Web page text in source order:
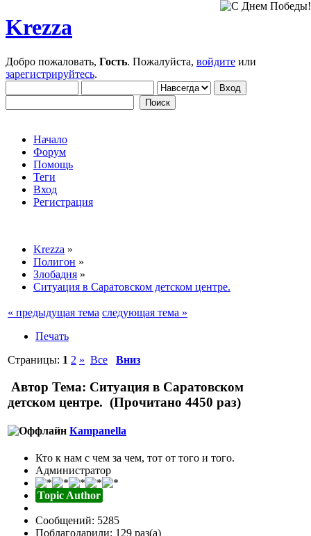
Krezza
Добро пожаловать, Гость. Пожалуйста, войдите или
зарегистрируйтесь.
Начало
Форум
Помощь
Теги
Вход
Регистрация
Krezza »
Полигон »
Злобадня »
Ситуация в Саратовском детском центре.
« предыдущая тема следующая тема »
Печать
Страницы: 1 2 » Все Вниз
Автор Тема: Ситуация в Саратовском
детском центре. (Прочитано 4450 раз)
Кampanella
Кто к нам с чем за чем, тот от того и того.
Администратор
Topic Author
Сообщений: 5285
Поблагодарили: 129 раз(а)